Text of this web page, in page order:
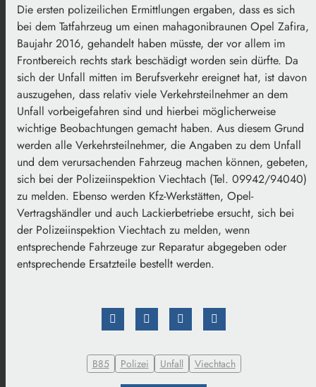
Die ersten polizeilichen Ermittlungen ergaben, dass es sich
bei dem Tatfahrzeug um einen mahagonibraunen Opel Zafira,
Baujahr 2016, gehandelt haben müsste, der vor allem im
Frontbereich rechts stark beschädigt worden sein dürfte. Da
sich der Unfall mitten im Berufsverkehr ereignet hat, ist davon
auszugehen, dass relativ viele Verkehrsteilnehmer an dem
Unfall vorbeigefahren sind und hierbei möglicherweise
wichtige Beobachtungen gemacht haben. Aus diesem Grund
werden alle Verkehrsteilnehmer, die Angaben zu dem Unfall
und dem verursachenden Fahrzeug machen können, gebeten,
sich bei der Polizeiinspektion Viechtach (Tel. 09942/94040)
zu melden. Ebenso werden Kfz-Werkstätten, Opel-
Vertragshändler und auch Lackierbetriebe ersucht, sich bei
der Polizeiinspektion Viechtach zu melden, wenn
entsprechende Fahrzeuge zur Reparatur abgegeben oder
entsprechende Ersatzteile bestellt werden.
B85 Polizei Unfall Viechtach